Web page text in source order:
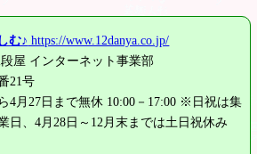
む♪ https://www.12danya.co.jp/
屋 インターネット事業部
21号
4月27日まで無休 10:00－17:00 ※日祝は集
日、4月28日～12月末までは土日祝休み